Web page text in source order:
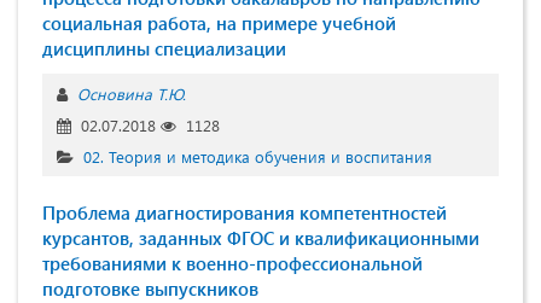
социальная работа, на примере учебной
дисциплины специализации
Основина Т.Ю.
02.07.2018
1128
02. Теория и методика обучения и воспитания
Проблема диагностирования компетентностей
курсантов, заданных ФГОС и квалификационными
требованиями к военно-профессиональной
подготовке выпускников